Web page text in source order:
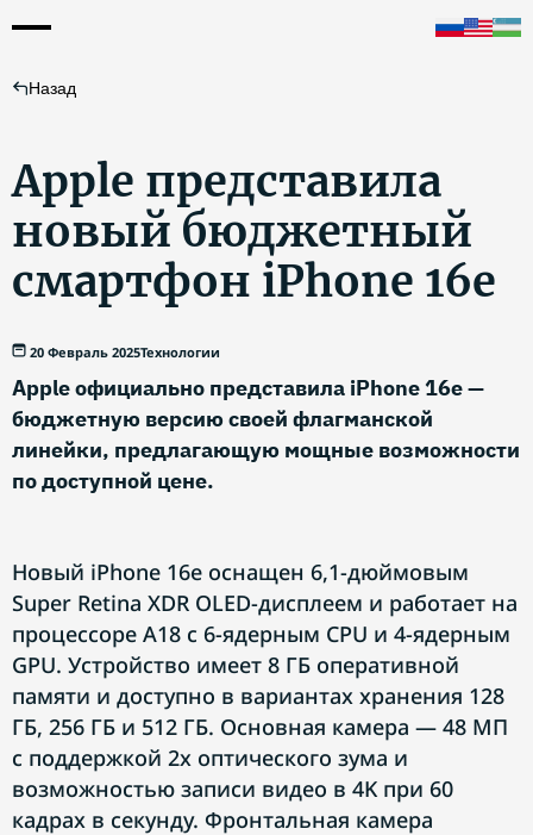
Назад
Apple представила
новый бюджетный
смартфон iPhone 16e
20 Февраль 2025Технологии
Apple официально представила iPhone 16e —
бюджетную версию своей флагманской
линейки, предлагающую мощные возможности
по доступной цене.
Новый iPhone 16e оснащен 6,1-дюймовым
Super Retina XDR OLED-дисплеем и работает на
процессоре A18 с 6-ядерным CPU и 4-ядерным
GPU. Устройство имеет 8 ГБ оперативной
памяти и доступно в вариантах хранения 128
ГБ, 256 ГБ и 512 ГБ. Основная камера — 48 МП
с поддержкой 2x оптического зума и
возможностью записи видео в 4K при 60
кадрах в секунду. Фронтальная камера